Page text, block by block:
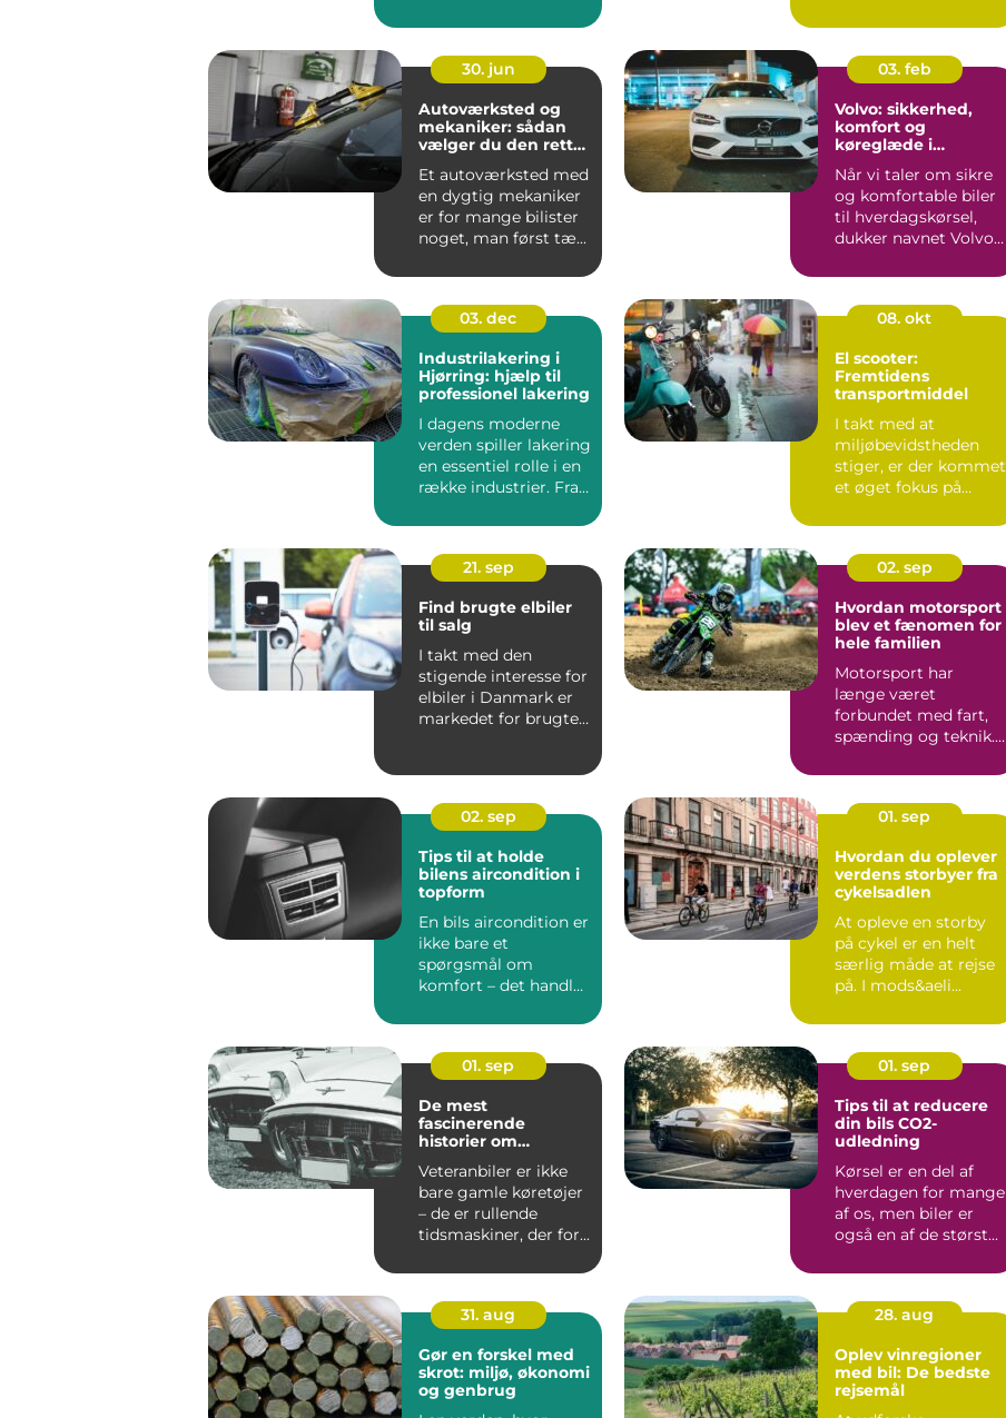
fjerner...
om du går ...
30. jun
Autoværksted og
mekaniker: sådan
vælger du den rette
Et autoværksted med
en dygtig mekaniker
er for mange bilister
noget, man først tæ...
03. feb
Volvo: sikkerhed,
komfort og
køreglæde i
Når vi taler om sikre
og komfortable biler
til hverdagskørsel,
dukker navnet Volvo
03. dec
Industrilakering i
Hjørring: hjælp til
professionel lakering
I dagens moderne
verden spiller lakering
en essentiel rolle i en
række industrier. Fra
08. okt
El scooter:
Fremtidens
transportmiddel
I takt med at
miljøbevidstheden
stiger, er der kommet
et øget fokus på
21. sep
Find brugte elbiler
til salg
I takt med den
stigende interesse for
elbiler i Danmark er
markedet for brugte
02. sep
Hvordan motorsport
blev et fænomen for
hele familien
Motorsport har
længe været
forbundet med fart,
spænding og teknik.
02. sep
Tips til at holde
bilens aircondition i
topform
En bils aircondition er
ikke bare et
spørgsmål om
komfort – det handler
01. sep
Hvordan du oplever
verdens storbyer fra
cykelsadlen
At opleve en storby
på cykel er en helt
særlig måde at rejse
på. I mods&aeli...
01. sep
De mest
fascinerende
historier om
Veteranbiler er ikke
bare gamle køretøjer
– de er rullende
tidsmaskiner, der for...
01. sep
Tips til at reducere
din bils CO2-
udledning
Kørsel er en del af
hverdagen for mange
af os, men biler er
også en af de størst...
31. aug
Gør en forskel med
skrot: miljø, økonomi
og genbrug
28. aug
Oplev vinregioner
med bil: De bedste
rejsemål